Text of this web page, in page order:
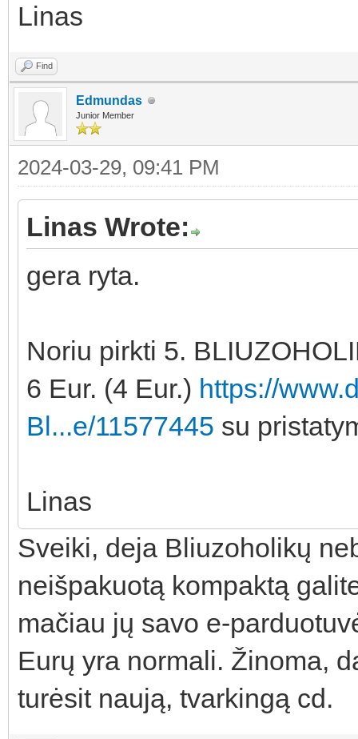
Linas
Find
Edmundas
Junior Member
2024-03-29, 09:41 PM
Linas Wrote:
gera ryta.
Noriu pirkti 5.
6 Eur. (4 Eur.) https://
Bl...e/11577445 su
Linas
Sveiki, deja Bliuzoholikų
neišpakuotą kompaktą
mačiau jų savo e-
Eurų yra normali. Žinoma,
turėsit naują, tvarkingą cd.